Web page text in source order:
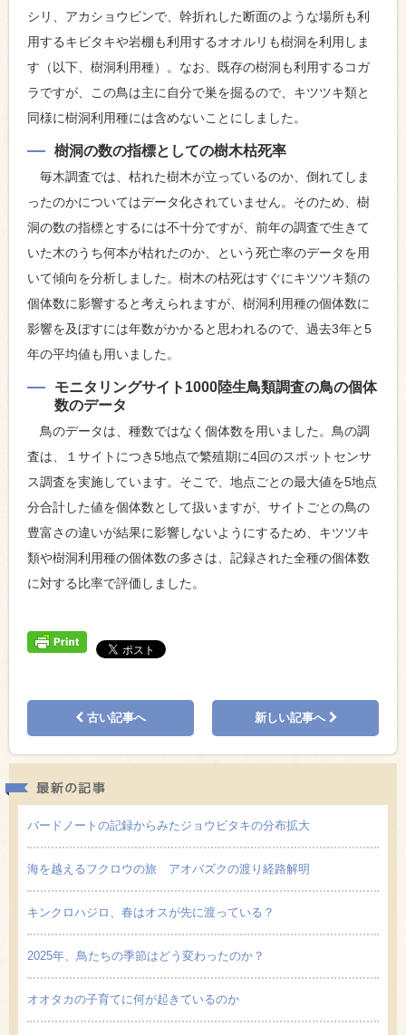
シリ、アカショウビンで、幹折れした断面のような場所も利
用するキビタキや岩棚も利用するオオルリも樹洞を利用しま
す（以下、樹洞利用種）。なお、既存の樹洞も利用するコガ
ラですが、この鳥は主に自分で巣を掘るので、キツツキ類と
同様に樹洞利用種には含めないことにしました。
樹洞の数の指標としての樹木枯死率
毎木調査では、枯れた樹木が立っているのか、倒れてしま
ったのかについてはデータ化されていません。そのため、樹
洞の数の指標とするには不十分ですが、前年の調査で生きて
いた木のうち何本が枯れたのか、という死亡率のデータを用
いて傾向を分析しました。樹木の枯死はすぐにキツツキ類の
個体数に影響すると考えられますが、樹洞利用種の個体数に
影響を及ぼすには年数がかかると思われるので、過去3年と5
年の平均値も用いました。
モニタリングサイト1000陸生鳥類調査の鳥の個体
数のデータ
鳥のデータは、種数ではなく個体数を用いました。鳥の調
査は、１サイトにつき5地点で繁殖期に4回のスポットセンサ
ス調査を実施しています。そこで、地点ごとの最大値を5地点
分合計した値を個体数として扱いますが、サイトごとの鳥の
豊富さの違いが結果に影響しないようにするため、キツツキ
類や樹洞利用種の個体数の多さは、記録された全種の個体数
に対する比率で評価しました。
古い記事へ 新しい記事へ
バードノートの記録からみたジョウビタキの分布拡大
海を越えるフクロウの旅 アオバズクの渡り経路解明
キンクロハジロ、春はオスが先に渡っている？
2025年、鳥たちの季節はどう変わったのか？
オオタカの子育てに何が起きているのか